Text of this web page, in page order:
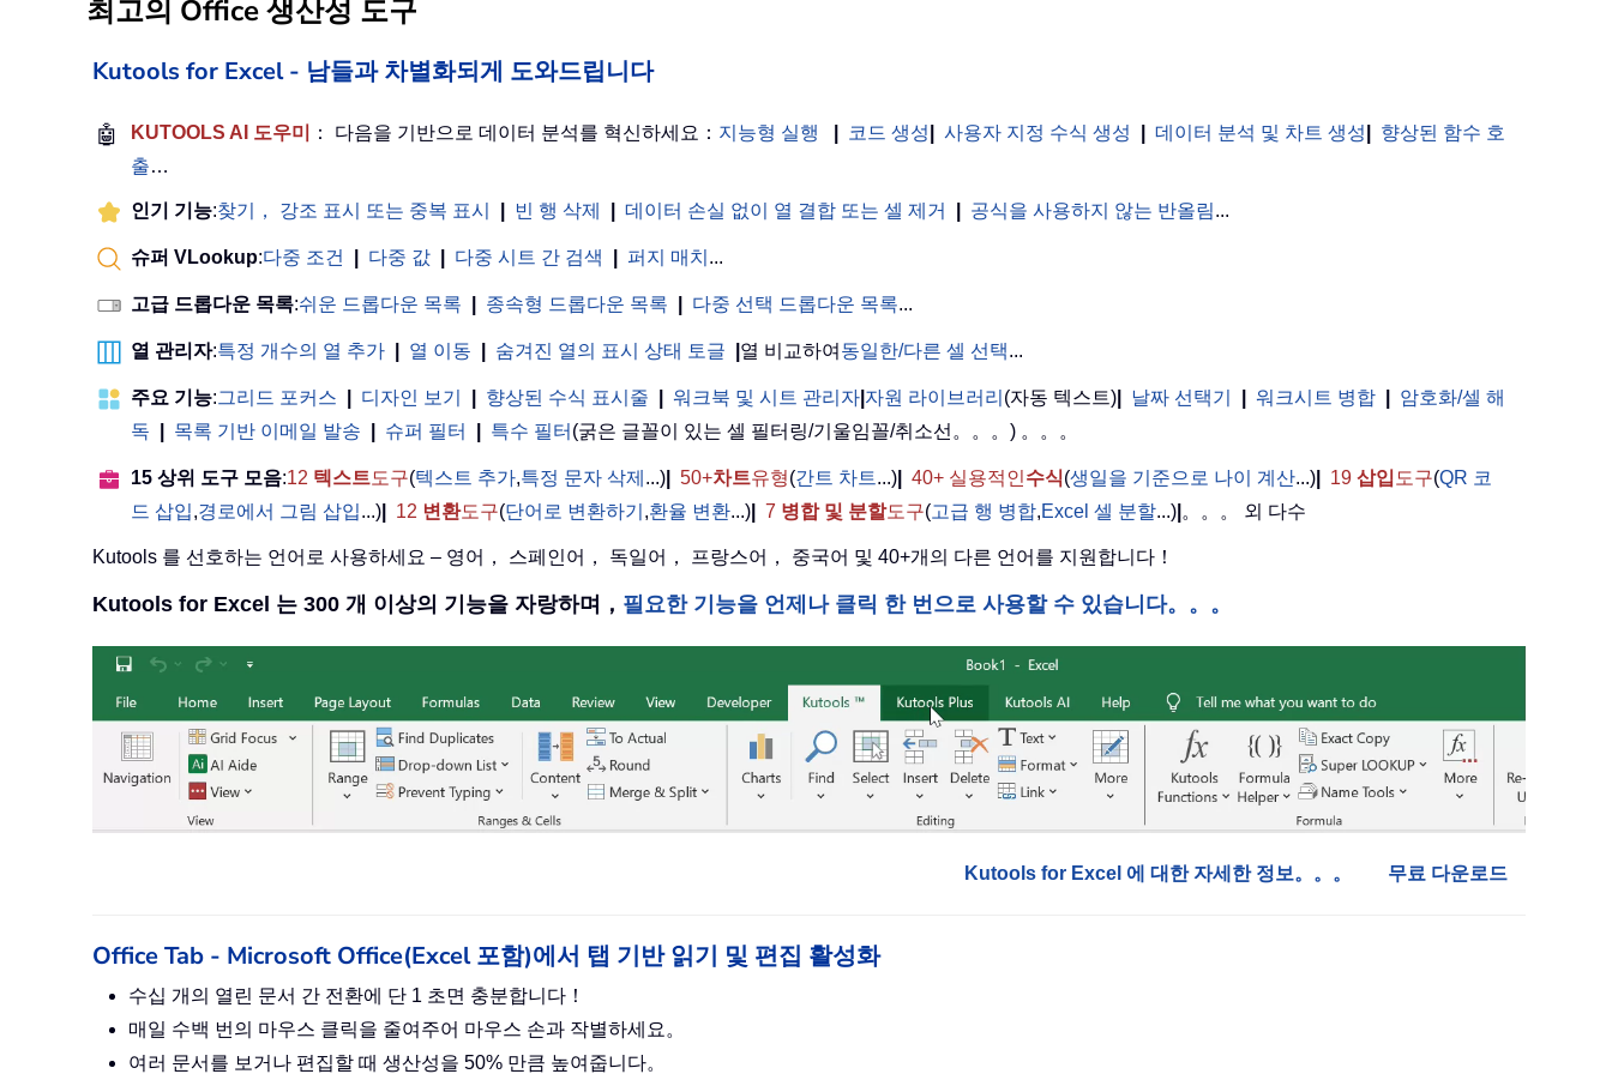
최고의 Office 생산성 도구
Kutools for Excel - 남들과 차별화되게 도와드립니다
🤖 KUTOOLS AI 도우미 ： 다음을 기반으로 데이터 분석를 혁신하세요： 지능형 실행 코드 생성 사용자 지정 수식 생성 데이터 분석 및 차트 생성
향상된 함수 호
출…
인기 기능:찾기， 강조 표시 또는 중복 표시 빈 행 삭제 데이터 손실 없이 열 결합 또는 셀 제거 공식을 사용하지 않는 반올림...
슈퍼 VLookup:다중 조건 다중 값 다중 시트 간 검색 퍼지 매치 ...
고급 드롭다운 목록:쉬운 드롭다운 목록 종속형 드롭다운 목록 다중 선택 드롭다운 목록...
열 관리자:특정 개수의 열 추가 열 이동 숨겨진 열의 표시 상태 토글 열 비교하여 동일한/다른 셀 선택...
주요 기능:그리드 포커스 디자인 보기 향상된 수식 표시줄 워크북 및 시트 관리자 자원 라이브러리 (자동 텍스트) 날짜 선택기 워크시트 병합
암호화/셀 해
독
목록 기반 이메일 발송 슈퍼 필터 특수 필터 (굵은 글꼴이 있는 셀 필터링/기울임꼴/취소선。。。) 。。。
15 상위 도구 모음:12 텍스트도구(텍스트 추가,특정 문자 삭제 ...) 50+차트유형(간트 차트...) 40+ 실용적인수식(생일을 기준으로 나이 계산...) 19 삽입 도구(QR 코
드 삽입,경로에서 그림 삽입...) 12 변환도구(단어로 변환하기 ,환율 변환...) 7 병합 및 분할도구(고급 행 병합,Excel 셀 분할...) 。。。 외 다수
Kutools 를 선호하는 언어로 사용하세요 – 영어， 스페인어， 독일어， 프랑스어， 중국어 및 40+개의 다른 언어를 지원합니다！
Kutools for Excel 는 300 개 이상의 기능을 자랑하며， 필요한 기능을 언제나 클릭 한 번으로 사용할 수 있습니다。。。
Kutools for Excel 에 대한 자세한 정보。。。 무료 다운로드
Office Tab - Microsoft Office(Excel 포함)에서 탭 기반 읽기 및 편집 활성화
수십 개의 열린 문서 간 전환에 단 1 초면 충분합니다！
매일 수백 번의 마우스 클릭을 줄여주어 마우스 손과 작별하세요。
여러 문서를 보거나 편집할 때 생산성을 50% 만큼 높여줍니다。